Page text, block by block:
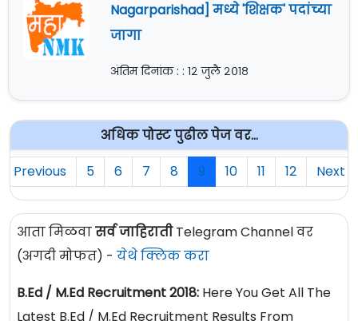
Nagarparishad] मध्ये 'शिक्षक' पदांच्या
जागा
अंतिम दिनांक : : १२ जुलै २०१८
अधिक पोस्ट पुढील पेज वर...
Previous
5 6 7 8 9 10 11 12 Next
आता मिळवासर्व जाहिरातीTelegram Channel वर
(अगदी मोफत) - येथे क्लिक करा
B.Ed / M.Ed Recruitment 2018: Here You Get All The
Latest B.Ed / M.Ed Recruitment Results From